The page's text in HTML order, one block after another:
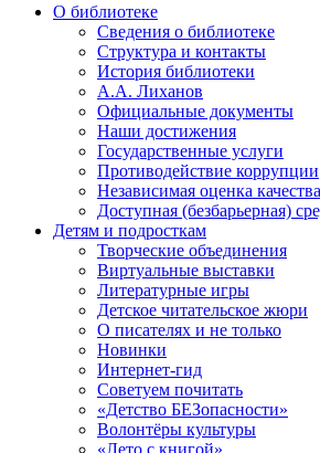
О библиотеке
Сведения о библиотеке
Структура и контакты
История библиотеки
А.А. Лиханов
Официальные документы
Наши достижения
Государственные услуги
Противодействие коррупции
Независимая оценка качества
Доступная (безбарьерная)
Детям и подросткам
Творческие объединения
Виртуальные выставки
Литературные игры
Детское читательское жюри
О писателях и не только
Новинки
Интернет-гид
Советуем почитать
«Детство БЕЗопасности»
Волонтёры культуры
«Лето с книгой»